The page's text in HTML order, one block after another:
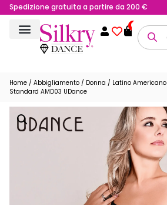
Spedizione gratuita a partire da 200 €
Possibilità di reso fino a 15 giorni
0
Home / Abbigliamento / Donna / Latino Americano
Standard AMD03 UDance